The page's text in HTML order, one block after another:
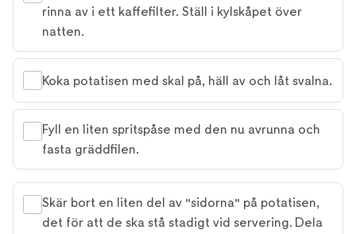
rinna av i ett kaffefilter. Ställ i kylskåpet över
natten.
Koka potatisen med skal på, häll av och låt svalna.
Fyll en liten spritspåse med den nu avrunna och
fasta gräddfilen.
Skär bort en liten del av "sidorna" på potatisen,
det för att de ska stå stadigt vid servering. Dela